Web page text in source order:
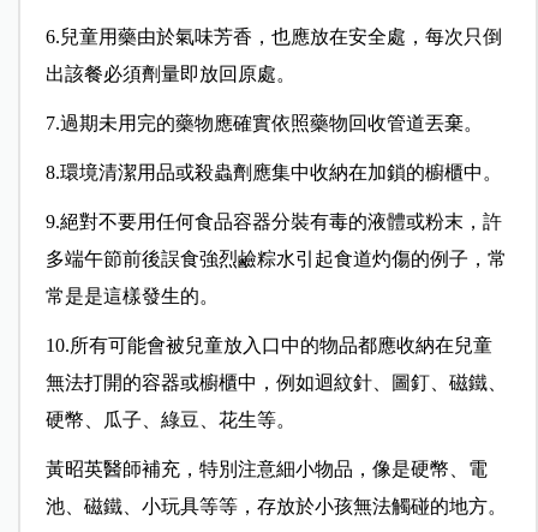
6.兒童用藥由於氣味芳香，也應放在安全處，每次只倒
出該餐必須劑量即放回原處。
7.過期未用完的藥物應確實依照藥物回收管道丟棄。
8.環境清潔用品或殺蟲劑應集中收納在加鎖的櫥櫃中。
9.絕對不要用任何食品容器分裝有毒的液體或粉末，許
多端午節前後誤食強烈鹼粽水引起食道灼傷的例子，常
常是是這樣發生的。
10.所有可能會被兒童放入口中的物品都應收納在兒童
無法打開的容器或櫥櫃中，例如迴紋針、圖釘、磁鐵、
硬幣、瓜子、綠豆、花生等。
黃昭英醫師補充，特別注意細小物品，像是硬幣、電
池、磁鐵、小玩具等等，存放於小孩無法觸碰的地方。